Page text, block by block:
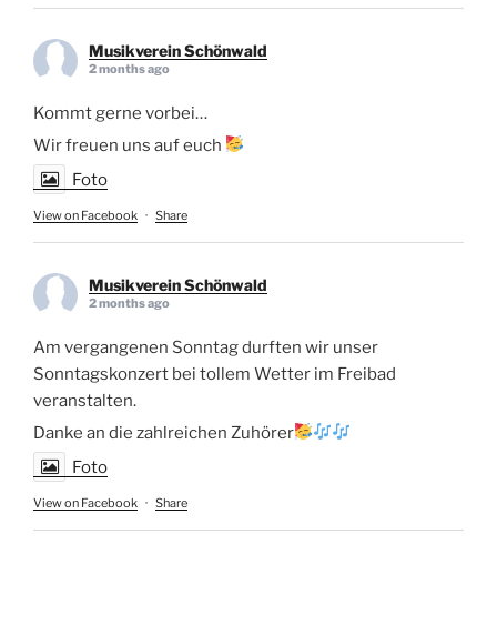
Musikverein Schönwald
2 months ago
Kommt gerne vorbei…
Wir freuen uns auf euch
Foto
View on Facebook · Share
Musikverein Schönwald
2 months ago
Am vergangenen Sonntag durften wir unser
Sonntagskonzert bei tollem Wetter im Freibad
veranstalten.
Danke an die zahlreichen Zuhörer
Foto
View on Facebook · Share